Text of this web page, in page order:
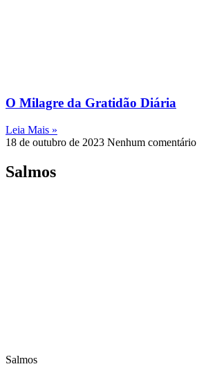
O Milagre da Gratidão Diária
Leia Mais »
18 de outubro de 2023 Nenhum comentário
Salmos
Salmos